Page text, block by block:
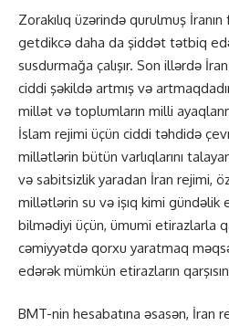
Zorakılıq üzərində qurulmuş
getdikcə daha da şiddət tətbiq
susdurmağa çalışır. Son illərdə
ciddi şəkildə artmış və
millət və toplumların milli
İslam rejimi üçün ciddi təhdidə
millətlərin bütün varlıqlarını
və sabitsizlik yaradan İran rejimi, öz
millətlərin su və işıq kimi gündəlik
bilmədiyi üçün, ümumi etirazlarla
cəmiyyətdə qorxu yaratmaq
edərək mümkün etirazların
BMT-nin hesabatına əsasən, İran